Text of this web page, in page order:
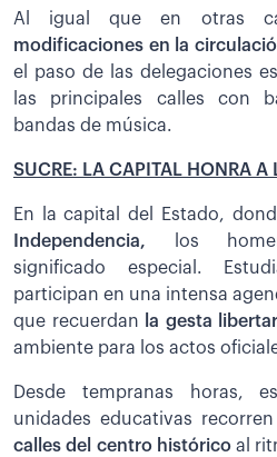
Al igual que en otras
modificaciones en la
el paso de las delegaciones
las principales calles con
bandas de música.
SUCRE: LA CAPITAL HONRA A
En la capital del Estado,
Independencia, los
significado especial.
participan en una intensa
que recuerdan
la gesta
ambiente para los actos
Desde tempranas horas,
unidades educativas recorren
calles del centro históricoal